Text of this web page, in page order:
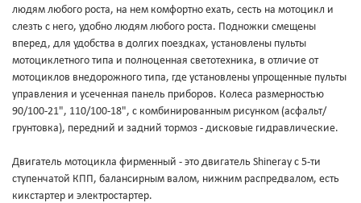
людям любого роста, на нем комфортно ехать, сесть на мотоцикл и
слезть с него, удобно людям любого роста. Подножки смещены
вперед, для удобства в долгих поездках, установлены пульты
мотоциклетного типа и полноценная светотехника, в отличие от
мотоциклов внедорожного типа, где установлены упрощенные пульты
управления и усеченная панель приборов. Колеса размерностью
90/100-21", 110/100-18", с комбинированным рисунком (асфальт/
грунтовка), передний и задний тормоз - дисковые гидравлические.
Двигатель мотоцикла фирменный - это двигатель Shineray с 5-ти
ступенчатой КПП, балансирным валом, нижним распредвалом, есть
кикстартер и электростартер.